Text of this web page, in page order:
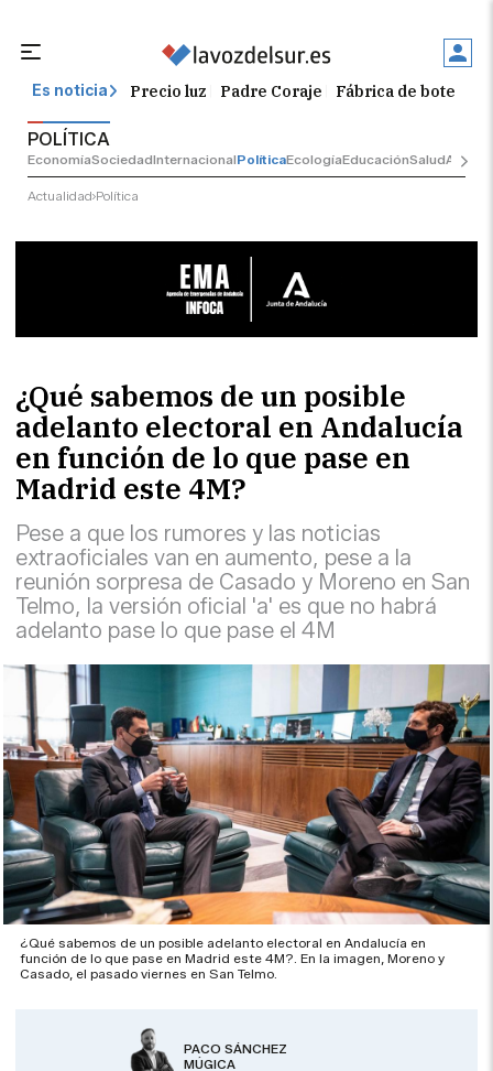
Es noticia Precio luz Padre Coraje Fábrica de botellas
POLÍTICA
EconomíaSociedadInternacionalPolíticaEcologíaEducaciónSalud
Actualidad Política
¿Qué sabemos de un posible
adelanto electoral en Andalucía
en función de lo que pase en
Madrid este 4M?
Pese a que los rumores y las noticias
extraoficiales van en aumento, pese a la
reunión sorpresa de Casado y Moreno en San
Telmo, la versión oficial 'a' es que no habrá
adelanto pase lo que pase el 4M
¿Qué sabemos de un posible adelanto electoral en Andalucía en
función de lo que pase en Madrid este 4M?. En la imagen, Moreno y
Casado, el pasado viernes en San Telmo.
PACO SÁNCHEZ
MÚGICA